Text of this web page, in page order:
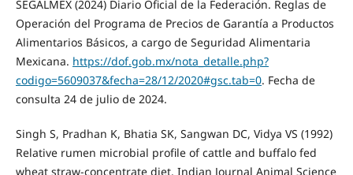
SEGALMEX (2024) Diario Oficial de la Federación. Reglas de
Operación del Programa de Precios de Garantía a Productos
Alimentarios Básicos, a cargo de Seguridad Alimentaria
Mexicana. https://dof.gob.mx/nota_detalle.php?
codigo=5609037&fecha=28/12/2020#gsc.tab=0. Fecha de
consulta 24 de julio de 2024.
Singh S, Pradhan K, Bhatia SK, Sangwan DC, Vidya VS (1992)
Relative rumen microbial profile of cattle and buffalo fed
wheat straw-concentrate diet. Indian Journal Animal Science